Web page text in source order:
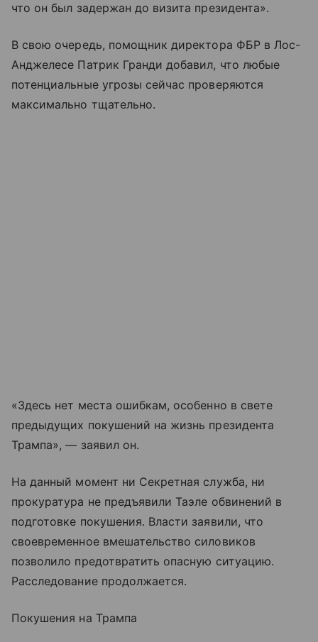
что он был задержан до визита президента».
В свою очередь, помощник директора ФБР в Лос-
Анджелесе Патрик Гранди добавил, что любые
потенциальные угрозы сейчас проверяются
максимально тщательно.
«Здесь нет места ошибкам, особенно в свете
предыдущих покушений на жизнь президента
Трампа», — заявил он.
На данный момент ни Секретная служба, ни
прокуратура не предъявили Таэле обвинений в
подготовке покушения. Власти заявили, что
своевременное вмешательство силовиков
позволило предотвратить опасную ситуацию.
Расследование продолжается.
Покушения на Трампа